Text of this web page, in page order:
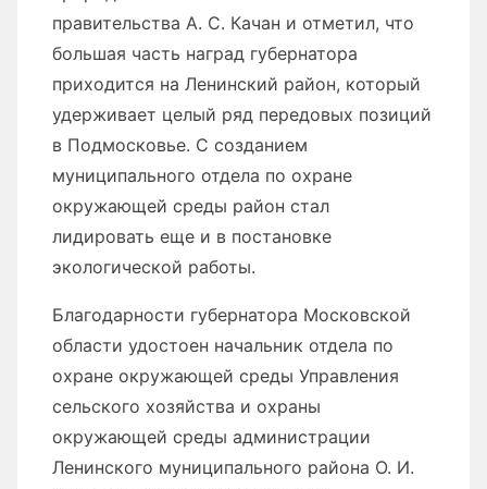
правительства А. С. Качан и отметил, что
большая часть наград губернатора
приходится на Ленинский район, который
удерживает целый ряд передовых позиций
в Подмосковье. С созданием
муниципального отдела по охране
окружающей среды район стал
лидировать еще и в постановке
экологической работы.
Благодарности губернатора Московской
области удостоен начальник отдела по
охране окружающей среды Управления
сельского хозяйства и охраны
окружающей среды администрации
Ленинского муниципального района О. И.